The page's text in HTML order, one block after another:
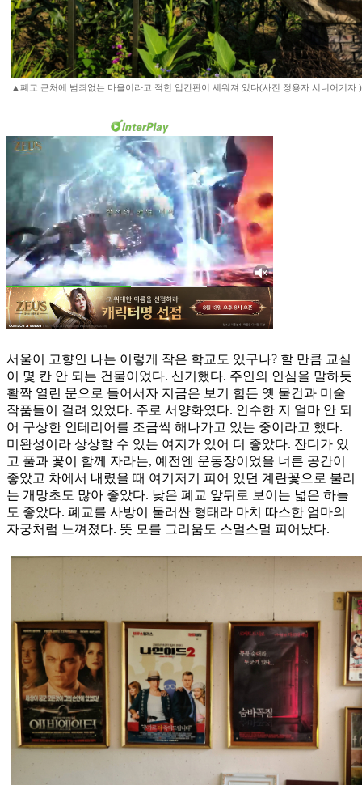
▲폐교 근처에 범죄없는 마을이라고 적힌 입간판이 세워져 있다(사진 정용자 시니어기자 )
서울이 고향인 나는 이렇게 작은 학교도 있구나? 할 만큼 교실
이 몇 칸 안 되는 건물이었다. 신기했다. 주인의 인심을 말하듯
활짝 열린 문으로 들어서자 지금은 보기 힘든 옛 물건과 미술
작품들이 걸려 있었다. 주로 서양화였다. 인수한 지 얼마 안 되
어 구상한 인테리어를 조금씩 해나가고 있는 중이라고 했다.
미완성이라 상상할 수 있는 여지가 있어 더 좋았다. 잔디가 있
고 풀과 꽃이 함께 자라는, 예전엔 운동장이었을 너른 공간이
좋았고 차에서 내렸을 때 여기저기 피어 있던 계란꽃으로 불리
는 개망초도 많아 좋았다. 낮은 폐교 앞뒤로 보이는 넓은 하늘
도 좋았다. 폐교를 사방이 둘러싼 형태라 마치 따스한 엄마의
자궁처럼 느껴졌다. 뜻 모를 그리움도 스멀스멀 피어났다.